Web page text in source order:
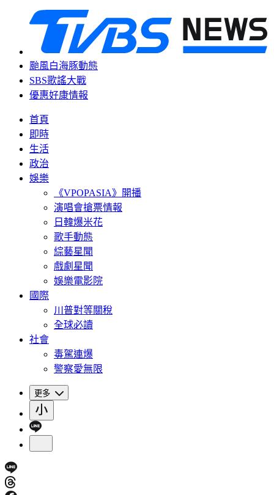
颱風白海豚動態
SBS歌謠大戰
優惠好康情報
首頁
即時
生活
政治
娛樂
《VPOPASIA》開播
演唱會搶票情報
日韓爆米花
歌手動態
綜藝星聞
戲劇星聞
娛樂電影院
國際
川普對等關稅
全球必讀
社會
毒駕連爆
警察愛無限
更多